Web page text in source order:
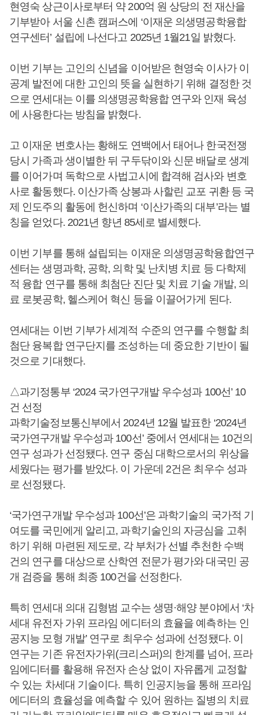
현영숙 상근이사로부터 약 200억 원 상당의 전 재산을
기부받아 서울 신촌 캠퍼스에 ‘이재운 의생명공학융합
연구센터’ 설립에 나선다고 2025년 1월21일 밝혔다.
이번 기부는 고인의 신념을 이어받은 현영숙 이사가 이
공계 발전에 대한 고인의 뜻을 실현하기 위해 결정한 것
으로 연세대는 이를 의생명공학융합 연구와 인재 육성
에 사용한다는 방침을 밝혔다.
고 이재운 변호사는 황해도 연백에서 태어나 한국전쟁
당시 가족과 생이별한 뒤 구두닦이와 신문 배달로 생계
를 이어가며 독학으로 사법고시에 합격해 검사와 변호
사로 활동했다. 이산가족 상봉과 사할린 교포 귀환 등 국
제 인도주의 활동에 헌신하며 ‘이산가족의 대부’라는 별
칭을 얻었다. 2021년 향년 85세로 별세했다.
이번 기부를 통해 설립되는 이재운 의생명공학융합연구
센터는 생명과학, 공학, 의학 및 난치병 치료 등 다학제
적 융합 연구를 통해 최첨단 진단 및 치료 기술 개발, 의
료 로봇공학, 헬스케어 혁신 등을 이끌어가게 된다.
연세대는 이번 기부가 세계적 수준의 연구를 수행할 최
첨단 융복합 연구단지를 조성하는 데 중요한 기반이 될
것으로 기대했다.
△과기정통부 ‘2024 국가연구개발 우수성과 100선’ 10
건 선정
과학기술정보통신부에서 2024년 12월 발표한 ‘2024년
국가연구개발 우수성과 100선’ 중에서 연세대는 10건의
연구 성과가 선정됐다. 연구 중심 대학으로서의 위상을
세웠다는 평가를 받았다. 이 가운데 2건은 최우수 성과
로 선정됐다.
‘국가연구개발 우수성과 100선’은 과학기술의 국가적 기
여도를 국민에게 알리고, 과학기술인의 자긍심을 고취
하기 위해 마련된 제도로, 각 부처가 선별 추천한 수백
건의 연구를 대상으로 산학연 전문가 평가와 대국민 공
개 검증을 통해 최종 100건을 선정한다.
특히 연세대 의대 김형범 교수는 생명·해양 분야에서 ‘차
세대 유전자 가위 프라임 에디터의 효율을 예측하는 인
공지능 모형 개발’ 연구로 최우수 성과에 선정됐다. 이
연구는 기존 유전자가위(크리스퍼)의 한계를 넘어, 프라
임에디터를 활용해 유전자 손상 없이 자유롭게 교정할
수 있는 차세대 기술이다. 특히 인공지능을 통해 프라임
에디터의 효율성을 예측할 수 있어 원하는 질병의 치료